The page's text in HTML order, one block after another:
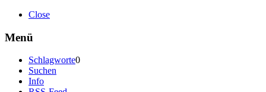
Close
Menü
Schlagworte0
Suchen
Info